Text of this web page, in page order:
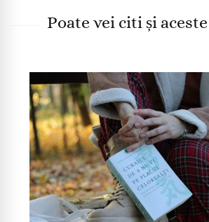
Poate vei citi și